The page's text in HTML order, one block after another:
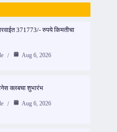
371773/- रुपये किमतीचा
Aug 6, 2026
क्लबचा शुभारंभ
Aug 6, 2026